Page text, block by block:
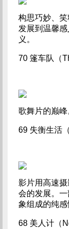
构思巧妙、
发展到温馨
义。
70 篷车队（
歌舞片的巅峰
69 失衡生活
影片用高速
会的发展。
象组成的纯感
68 美人计（